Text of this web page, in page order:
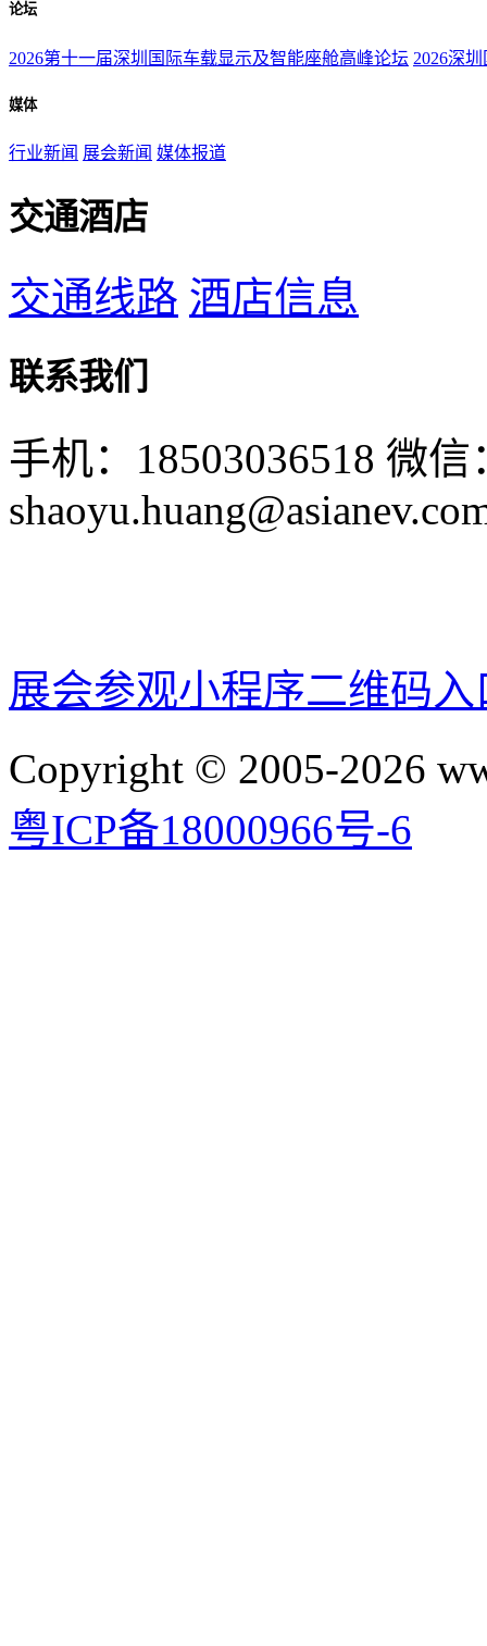
论坛
2026第十一届深圳国际车载显示及智能座舱高峰论坛 2026深
媒体
行业新闻 展会新闻 媒体报道
交通酒店
交通线路 酒店信息
联系我们
手机：18503036518 微信
展会参观小程序二维码入
Copyright © 2005-2026
粤ICP备18000966号-6